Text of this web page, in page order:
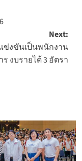
Next:
งขันเป็นพนักงาน
งบรายได้ 3 อัตรา